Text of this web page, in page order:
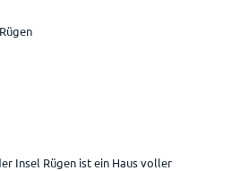
Insel Rügen ist ein Haus voller